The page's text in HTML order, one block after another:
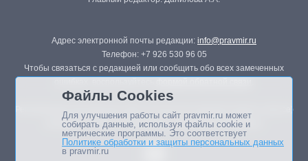
Адрес электронной почты редакции: info@pravmir.ru
Телефон: +7 926 530 96 05
Чтобы связаться с редакцией или сообщить обо всех замеченных
Републикация материалов сайта в печатных изданиях (книгах, прессе)
возможна только с письменного разрешения редакции.
Файлы Cookies
Для улучшения работы сайт pravmir.ru может
собирать данные, используя файлы cookie и
метрические программы. Это соответствует
Политике обработки и защиты персональных данных
в pravmir.ru